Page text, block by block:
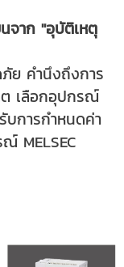
จาก "อุบัติเหตุ
ย คำนึงถึงการ
เลือกอุปกรณ์
บการกำหนดค่า
MELSEC